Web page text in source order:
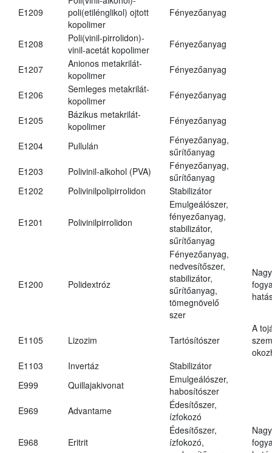
E1209
poli(etilénglikol) ojtott
kopolimer
Fényezőanyag
E1208
Poli(vinil-pirrolidon)-
vinil-acetát kopolimer
Fényezőanyag
E1207
Anionos metakrilát-
kopolimer
Fényezőanyag
E1206
Semleges metakrilát-
kopolimer
Fényezőanyag
E1205
Bázikus metakrilát-
kopolimer
Fényezőanyag
E1204 Pullulán
Fényezőanyag,
sűrítőanyag
E1203
Polivinil-alkohol (PVA)
Fényezőanyag,
sűrítőanyag
E1202
Polivinilpolipirrolidon Stabilizátor
E1201 Polivinilpirrolidon
Emulgeálószer,
fényezőanyag,
stabilizátor,
sűrítőanyag
E1200 Polidextróz
Fényezőanyag,
nedvesítőszer,
stabilizátor,
sűrítőanyag,
tömegnövelő
szer
E1105 Lizozim Tartósítószer
A
E1103
Invertáz
Stabilizátor
E999
Quillajakivonat
Emulgeálószer,
habosítószer
E969
Advantame
Édesítőszer,
ízfokozó
E968 Eritrit
Édesítőszer,
ízfokozó,